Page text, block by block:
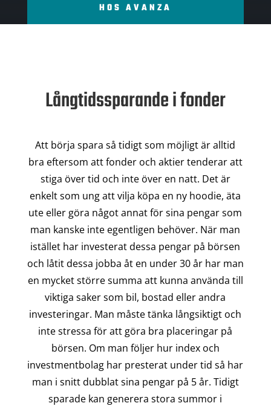
HOS AVANZA
Långtidssparande i fonder
Att börja spara så tidigt som möjligt är alltid
bra eftersom att fonder och aktier tenderar att
stiga över tid och inte över en natt. Det är
enkelt som ung att vilja köpa en ny hoodie, äta
ute eller göra något annat för sina pengar som
man kanske inte egentligen behöver. När man
istället har investerat dessa pengar på börsen
och låtit dessa jobba åt en under 30 år har man
en mycket större summa att kunna använda till
viktiga saker som bil, bostad eller andra
investeringar. Man måste tänka långsiktigt och
inte stressa för att göra bra placeringar på
börsen. Om man följer hur index och
investmentbolag har presterat under tid så har
man i snitt dubblat sina pengar på 5 år. Tidigt
sparade kan generera stora summor i